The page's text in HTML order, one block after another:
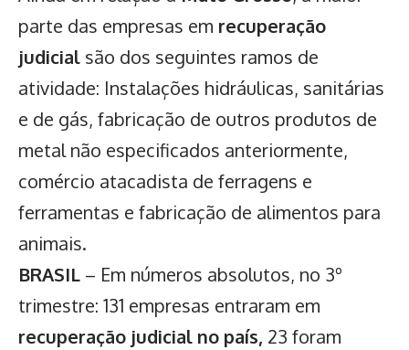
parte das empresas em recuperação
judicial são dos seguintes ramos de
atividade: Instalações hidráulicas, sanitárias
e de gás, fabricação de outros produtos de
metal não especificados anteriormente,
comércio atacadista de ferragens e
ferramentas e fabricação de alimentos para
animais.
BRASIL – Em números absolutos, no 3º
trimestre: 131 empresas entraram em
recuperação judicial no país, 23 foram